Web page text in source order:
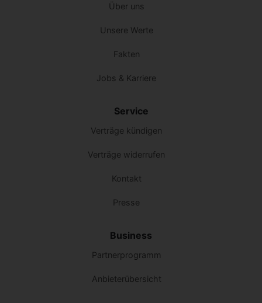
Über uns
Unsere Werte
Fakten
Jobs & Karriere
Service
Verträge kündigen
Verträge widerrufen
Kontakt
Presse
Business
Partnerprogramm
Anbieterübersicht